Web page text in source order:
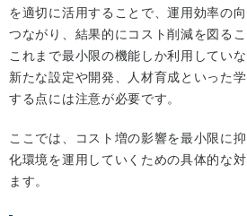
を適切に活用することで、運用効率の
つながり、結果的にコスト削減を図る
これまで最小限の機能しか利用してい
新たな設定や開発、人材育成といった
する点には注意が必要です。
ここでは、コスト増の影響を最小限に
化環境を運用していくための具体的な
ます。